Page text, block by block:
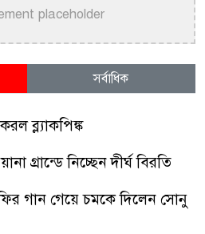
placeholder
সর্বাধিক
ব্ল্যাকপিঙ্ক
গ্রান্ডে নিচ্ছেন দীর্ঘ বিরতি
গান গেয়ে চমকে দিলেন সোনু